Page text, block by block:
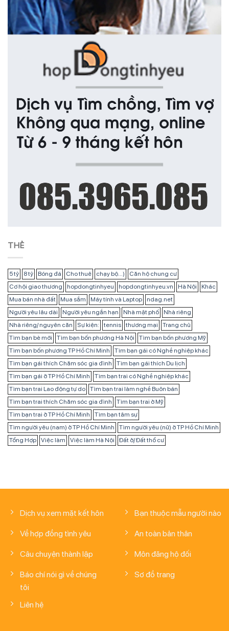
THẺ
5 tỷ 8 tỷ Bóng đá Cho thuê chạy bộ...)
Căn hộ chung cư
Cơ hội giao thương
hopdongtinhyeu hopdongtinhyeu.vn Hà Nội
Khác
Mua bán nhà đất
Mua sắm Máy tính và Laptop
ndag.net
Người yêu lâu dài
Người yêu ngắn hạn Nhà mặt phố
Nhà riêng
Nhà riêng/ nguyên căn
Sự kiện: tennis thương mại
Trang chủ
Tìm bạn bè mới
Tìm bạn bốn phương Hà Nội
Tìm bạn bốn phương Mỹ
Tìm bạn bốn phương TP Hồ Chí Minh
Tìm bạn gái có Nghề nghiệp khác
Tìm bạn gái thích Chăm sóc gia đình
Tìm bạn gái thích Du lịch
Tìm bạn gái ở TP Hồ Chí Minh
Tìm bạn trai có Nghề nghiệp khác
Tìm bạn trai Lao động tự do
Tìm bạn trai làm nghề Buôn bán
Tìm bạn trai thích Chăm sóc gia đình
Tìm bạn trai ở Mỹ
Tìm bạn trai ở TP Hồ Chí Minh
Tìm bạn tâm sự
Tìm người yêu (nam) ở TP Hồ Chí Minh
Tìm người yêu (nữ) ở TP Hồ Chí Minh
Tổng Hợp
Việc làm Việc làm Hà Nội Đất ở/ Đất thổ cư
Dịch vụ xem mặt kết hôn
Về hợp đồng tình yêu
Câu chuyện thành lập
Báo chí nói gì về chúng
tôi
Liên hệ
Bạn thuộc mẫu người nào
An toàn bản thân
Môn đăng hộ đối
Sơ đồ trang